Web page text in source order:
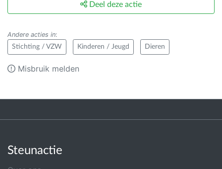
Deel deze actie
Andere acties in:
Stichting / VZW Kinderen / Jeugd Dieren
Misbruik melden
Steunactie